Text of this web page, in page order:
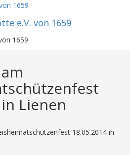
e.V. von 1659
1659
Lienen
18.05.2014 in